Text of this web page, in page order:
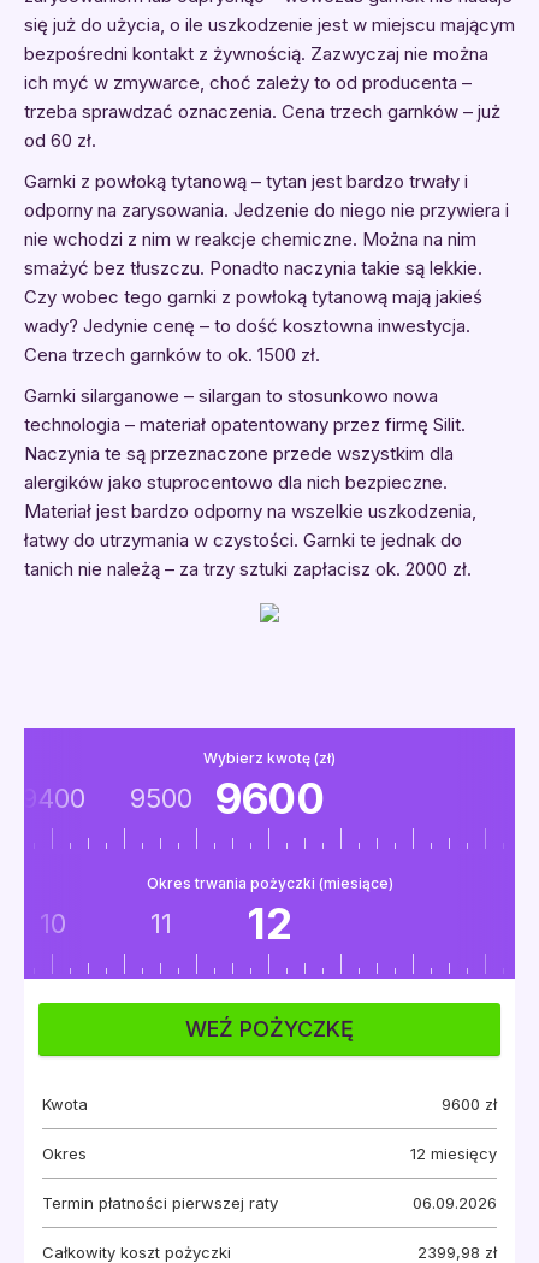
się już do użycia, o ile uszkodzenie jest w miejscu mającym
bezpośredni kontakt z żywnością. Zazwyczaj nie można
ich myć w zmywarce, choć zależy to od producenta –
trzeba sprawdzać oznaczenia. Cena trzech garnków – już
od 60 zł.
Garnki z powłoką tytanową – tytan jest bardzo trwały i
odporny na zarysowania. Jedzenie do niego nie przywiera i
nie wchodzi z nim w reakcje chemiczne. Można na nim
smażyć bez tłuszczu. Ponadto naczynia takie są lekkie.
Czy wobec tego garnki z powłoką tytanową mają jakieś
wady? Jedynie cenę – to dość kosztowna inwestycja.
Cena trzech garnków to ok. 1500 zł.
Garnki silarganowe – silargan to stosunkowo nowa
technologia – materiał opatentowany przez firmę Silit.
Naczynia te są przeznaczone przede wszystkim dla
alergików jako stuprocentowo dla nich bezpieczne.
Materiał jest bardzo odporny na wszelkie uszkodzenia,
łatwy do utrzymania w czystości. Garnki te jednak do
tanich nie należą – za trzy sztuki zapłacisz ok. 2000 zł.
Wybierz kwotę (zł)
9400 9500 9600
Okres trwania pożyczki (miesiące)
10 11 12
WEŹ POŻYCZKĘ
Kwota 9600 zł
Okres 12 miesięcy
Termin płatności pierwszej raty 06.09.2026
Całkowity koszt pożyczki 2399,98 zł